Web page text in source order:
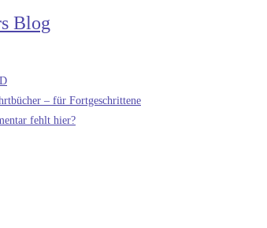
Blog
– für Fortgeschrittene
fehlt hier?